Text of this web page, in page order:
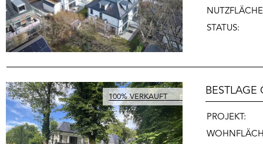
STATUS:
BESTLAGE
PROJEKT: